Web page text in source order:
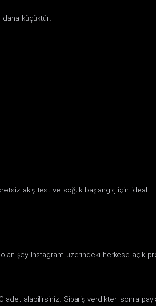
küçüktür.
akış test ve soğuk başlangıç için ideal.
şey Instagram üzerindeki herkese açık
alabilirsiniz. Sipariş verdikten sonra